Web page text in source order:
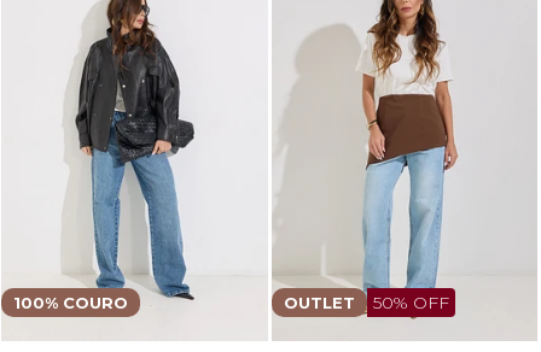
100% COURO OUTLET 50% OFF